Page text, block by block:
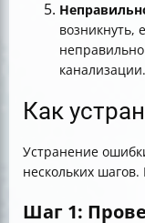
возникнуть,
канализации.
Как
Устранение
нескольких
Шаг 1: